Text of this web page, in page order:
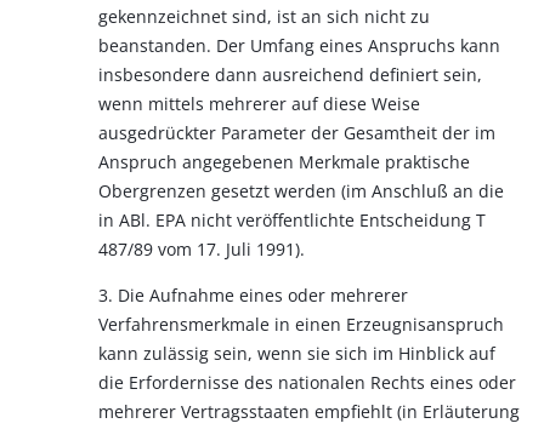
gekennzeichnet sind, ist an sich nicht zu
beanstanden. Der Umfang eines Anspruchs kann
insbesondere dann ausreichend definiert sein,
wenn mittels mehrerer auf diese Weise
ausgedrückter Parameter der Gesamtheit der im
Anspruch angegebenen Merkmale praktische
Obergrenzen gesetzt werden (im Anschluß an die
in ABl. EPA nicht veröffentlichte Entscheidung T
487/89 vom 17. Juli 1991).
3. Die Aufnahme eines oder mehrerer
Verfahrensmerkmale in einen Erzeugnisanspruch
kann zulässig sein, wenn sie sich im Hinblick auf
die Erfordernisse des nationalen Rechts eines oder
mehrerer Vertragsstaaten empfiehlt (in Erläuterung